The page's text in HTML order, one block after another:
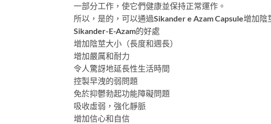
一部分工作，使它們健康並保持正常運作。
所以，是的，可以通過Sikander e Azam Capsule增加
Sikander-E-Azam的好處
增加陰莖大小（長度和週長）
增加嚴厲和耐力
令人驚訝地延長性生活時間
控製早洩的弱問題
免於抑鬱勃起功能障礙問題
吸收虛弱，強化靜脈
增加信心和自信